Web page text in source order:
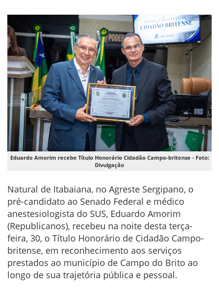
Eduardo Amorim recebe Título Honorário Cidadão Campo-britense - Foto:
Divulgação
Natural de Itabaiana, no Agreste Sergipano, o
pré-candidato ao Senado Federal e médico
anestesiologista do SUS, Eduardo Amorim
(Republicanos), recebeu na noite desta terça-
feira, 30, o Título Honorário de Cidadão Campo-
britense, em reconhecimento aos serviços
prestados ao município de Campo do Brito ao
longo de sua trajetória pública e pessoal.